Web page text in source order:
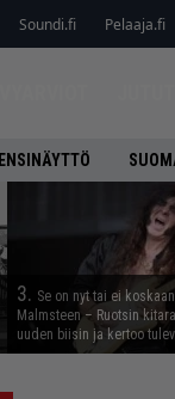
Soundi.fi Pelaaja.fi
ENSINÄYTTÖ
3. Se on nyt tai ei
Malmsteen – Ruotsin
uuden biisin ja kertoo